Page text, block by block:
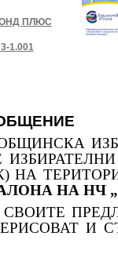
ПЛЮС
1.001
НА
НА
И